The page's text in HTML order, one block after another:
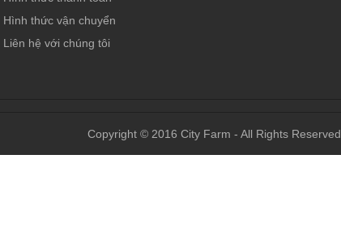
Hình thức vận chuyển
Liên hệ với chúng tôi
Copyright © 2016 City Farm - All Rights Reserved.